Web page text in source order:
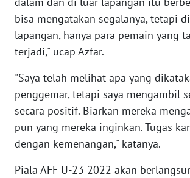
bisa mengatakan segalanya, tetapi
lapangan, hanya para pemain yang
terjadi," ucap Azfar.
"Saya telah melihat apa yang
penggemar, tetapi saya mengambil
secara positif. Biarkan mereka
pun yang mereka inginkan. Tugas
dengan kemenangan," katanya.
Piala AFF U-23 2022 akan
WN
SULTENG
WN
SULBAR
WN
BABEL
SUMBAR